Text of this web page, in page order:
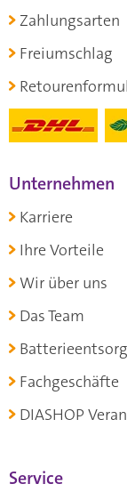
Zahlungsarten
Freiumschlag
Unternehmen
Karriere
Ihre Vorteile
Wir über uns
Das Team
Fachgeschäfte
DIASHOP
Service